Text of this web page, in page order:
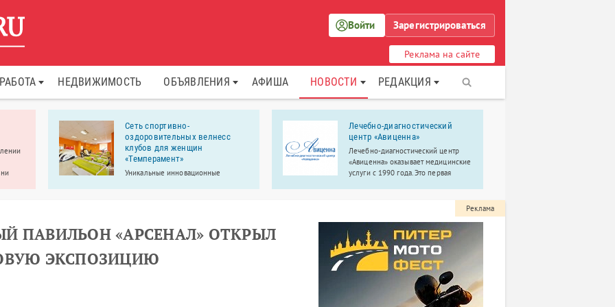
Войти Зарегистрироваться
Реклама на сайте
РАБОТА НЕДВИЖИМОСТЬ ОБЪЯВЛЕНИЯ АФИША НОВОСТИ РЕДАКЦИЯ
Сеть спортивно-
оздоровительных велнесс
клубов для женщин
«Темперамент»
Уникальные инновационные
Лечебно-диагностический
центр «Авиценна»
Лечебно-диагностический центр
«Авиценна» оказывает медицинские
услуги с 1990 года. Это первая
ПАВИЛЬОН «АРСЕНАЛ» ОТКРЫЛ
ЭКСПОЗИЦИЮ
Реклама